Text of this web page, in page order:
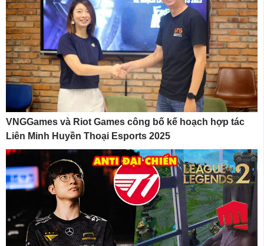
VNGGames và Riot Games công bố kế hoạch hợp tác
Liên Minh Huyền Thoại Esports 2025